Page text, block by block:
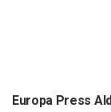
Europa Press